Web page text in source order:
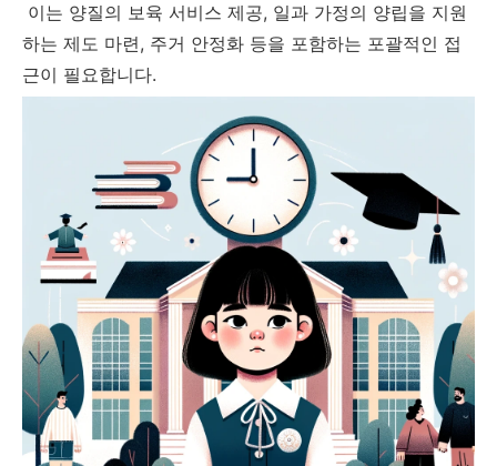
이는 양질의 보육 서비스 제공, 일과 가정의 양립을 지원
하는 제도 마련, 주거 안정화 등을 포함하는 포괄적인 접
근이 필요합니다.